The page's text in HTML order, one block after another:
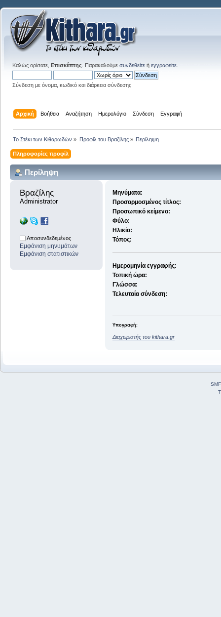
Καλώς ορίσατε, Επισκέπτης . Παρακαλούμε συνδεθείτε ή εγγραφείτε
Σύνδεση με όνομα, κωδικό και διάρκεια σύνδεσης
Αρχική Βοήθεια Αναζήτηση Ημερολόγιο Σύνδεση Εγγραφή
Το Στέκι των Κιθαρωδών » Προφίλ του Βραζίλης» Περίληψη
Πληροφορίες προφίλ
Περίληψη
Βραζίλης
Administrator
Αποσυνδεδεμένος
Εμφάνιση μηνυμάτων
Εμφάνιση στατιστικών
Μηνύματα:
Προσαρμοσμένος τίτλος:
Προσωπικό κείμενο:
Φύλο:
Ηλικία:
Τόπος:
Ημερομηνία εγγραφής:
Τοπική ώρα:
Γλώσσα:
Τελευταία σύνδεση:
Υπογραφή:
Διαχειριστής του kithara.gr